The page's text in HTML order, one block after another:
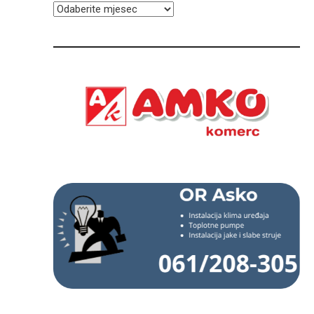
ARHIVA